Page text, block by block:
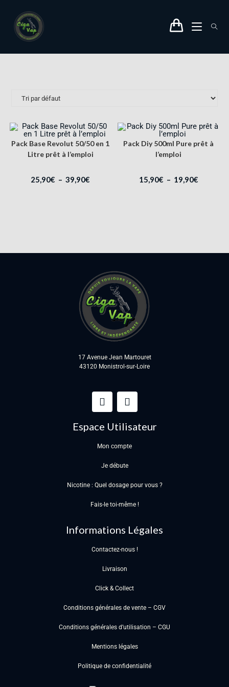
Pack Base Revolut 50/50 en 1
Litre prêt à l’emploi
25,90€ – 39,90€
Pack Diy 500ml Pure prêt à
l’emploi
15,90€ – 19,90€
17 Avenue Jean Martouret
43120 Monistrol-sur-Loire
Espace Utilisateur
Mon compte
Je débute
Nicotine : Quel dosage pour vous ?
Fais-le toi-même !
Informations Légales
Contactez-nous !
Livraison
Click & Collect
Conditions générales de vente – CGV
Conditions générales d’utilisation – CGU
Mentions légales
Politique de confidentialité